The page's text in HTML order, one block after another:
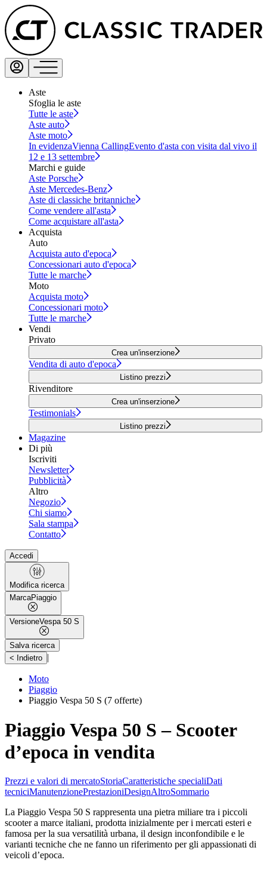
Aste
Sfoglia le aste
Tutte le aste
Aste auto
Aste moto
In evidenzaVienna CallingEvento d'asta con visita dal vivo il
12 e 13 settembre
Marchi e guide
Aste Porsche
Aste Mercedes-Benz
Aste di classiche britanniche
Come vendere all'asta
Come acquistare all'asta
Acquista
Auto
Acquista auto d'epoca
Concessionari auto d'epoca
Tutte le marche
Moto
Acquista moto
Concessionari moto
Tutte le marche
Vendi
Privato
Crea un'inserzione
Vendita di auto d'epoca
Listino prezzi
Rivenditore
Crea un'inserzione
Testimonials
Listino prezzi
Magazine
Di più
Iscriviti
Newsletter
Pubblicità
Altro
Negozio
Chi siamo
Sala stampa
Contatto
Accedi
Modifica ricerca
MarcaPiaggio
VersioneVespa 50 S
Salva ricerca
< Indietro |
Moto
Piaggio
Piaggio Vespa 50 S (7 offerte)
Piaggio Vespa 50 S – Scooter
d’epoca in vendita
Prezzi e valori di mercatoStoriaCaratteristiche specialiDati
tecniciManutenzionePrestazioniDesignAltroSommario
La Piaggio Vespa 50 S rappresenta una pietra miliare tra i piccoli
scooter a marce italiani, prodotta inizialmente per i mercati esteri e
famosa per la sua versatilità urbana, il design inconfondibile e le
varianti tecniche che ne fanno un riferimento per gli appassionati di
veicoli d’epoca.